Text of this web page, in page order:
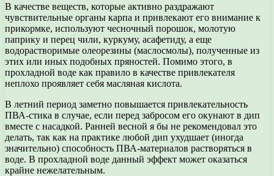
В качестве веществ, которые активно раздражают
чувствительные органы карпа и привлекают его внимание к
прикормке, используют чесночный порошок, молотую
паприку и перец чили, куркуму, асафетиду, а еще
водорастворимые олеорезины (маслосмолы), полученные из
этих или иных подобных пряностей. Помимо этого, в
прохладной воде как правило в качестве привлекателя
неплохо проявляет себя масляная кислота.
В летний период заметно повышается привлекательность
ПВА-стика в случае, если перед забросом его окунают в дип
вместе с насадкой. Ранней весной я бы не рекомендовал это
делать, так как на практике любой дип ухудшает (иногда
значительно) способность ПВА-материалов растворяться в
воде. В прохладной воде данный эффект может оказаться
крайне нежелательным.